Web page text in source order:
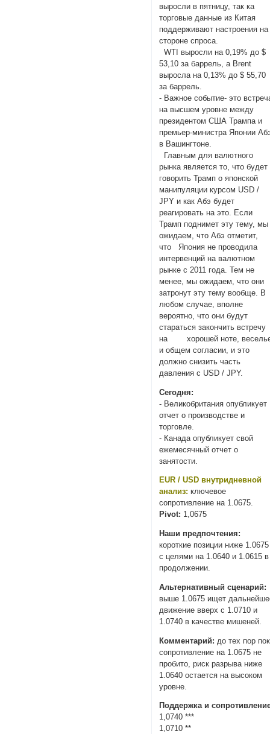
выросли в пятницу, так ка
торговые данные из Китая
поддерживают настроения на
стороне спроса.
WTI выросли на 0,19% до $
53,10 за баррель, а Brent
выросла на 0,13% до $ 55,70
за баррель.
- Важное событие- это
на высшем уровне между
президентом США Трампа и
премьер-министра Японии
в Вашингтоне.
Главным для валютного
рынка является то, что будет
говорить Трамп о японской
манипуляции курсом USD /
JPY и как Абэ будет
реагировать на это. Если
Трамп поднимет эту тему, мы
ожидаем, что Абэ отметит,
что Япония не проводила
интервенций на валютном
рынке с 2011 года. Тем не
менее, мы ожидаем, что они
затронут эту тему вообще. В
любом случае, вполне
вероятно, что они будут
стараться закончить встречу
на хорошей ноте,
и общем согласии, и это
должно снизить часть
давления с USD / JPY.
Сегодня:
- Великобритания опубликует
отчет о производстве и
торговле.
- Канада опубликует свой
ежемесячный отчет о
занятости.
EUR / USD внутридневной
анализ: ключевое
сопротивление на 1.0675.
Pivot: 1,0675
Наши предпочтения:
короткие позиции ниже 1.0675
с целями на 1.0640 и 1.0615 в
продолжении.
Альтернативный сценарий:
выше 1.0675 ищет
движение вверх с 1.0710 и
1.0740 в качестве мишеней.
Комментарий: до тех пор
сопротивление на 1.0675 не
пробито, риск разрыва ниже
1.0640 остается на высоком
уровне.
Поддержка и
1,0740 ***
1,0710 **